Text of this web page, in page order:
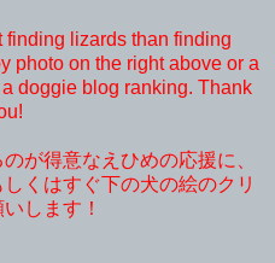
finding lizards than finding
photo on the right above or a
doggie blog ranking. Thank
が得意なえひめの応援に、
くはすぐ下の犬の絵のクリ
します！